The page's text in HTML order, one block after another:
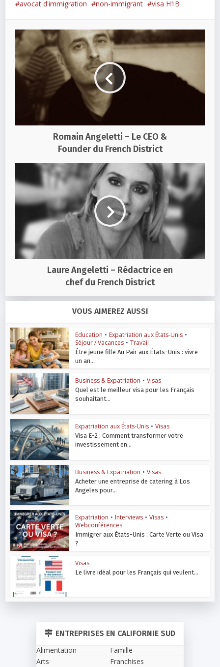
avocat d'immigration non-immigrant visa H1B
Romain Angeletti – Le CEO &
Founder du French District
Laure Angeletti – Rédactrice en
chef du French District
VOUS AIMEREZ AUSSI
Education • Expatriation aux États-Unis •
Séjour / Vacances • Travail
Être jeune fille Au Pair aux États-Unis : vivre
un an...
Business & Expatriation • Visas
Quel est le meilleur visa pour les Français
souhaitant...
Expatriation aux États-Unis • Visas
Visa E-2 : Comment transformer votre
investissement en...
Business & Expatriation • Visas
Acheter une entreprise de catering à Los
Angeles pour...
Expatriation • Interviews • Visas •
Webconférences
Immigrer aux États-Unis : Carte Verte ou Visa
?
Visas
Le livre idéal pour les Français qui veulent...
ENTREPRISES EN CALIFORNIE SUD
Alimentation
Arts
Famille
Franchises